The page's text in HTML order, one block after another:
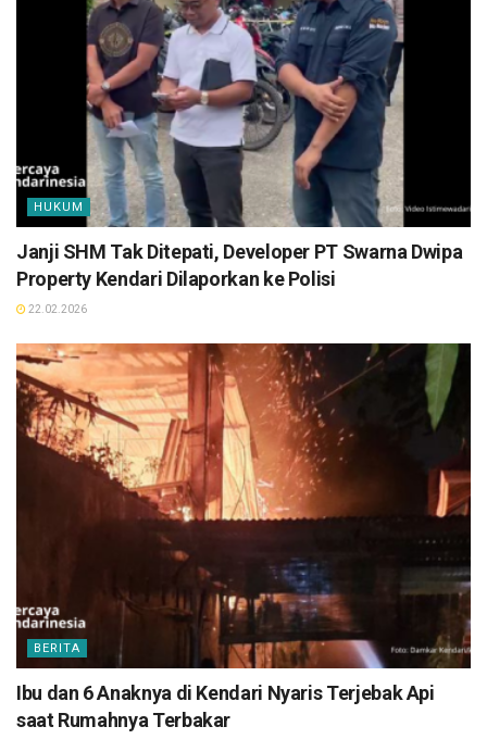
HUKUM
Janji SHM Tak Ditepati, Developer PT Swarna Dwipa
Property Kendari Dilaporkan ke Polisi
22.02.2026
BERITA
Ibu dan 6 Anaknya di Kendari Nyaris Terjebak Api
saat Rumahnya Terbakar